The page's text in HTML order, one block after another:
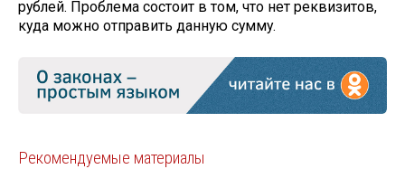
рублей. Проблема состоит в том, что нет реквизитов,
куда можно отправить данную сумму.
Рекомендуемые материалы